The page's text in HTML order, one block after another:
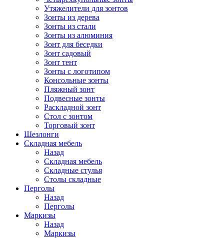
Утяжелители для зонтов
Зонты из дерева
Зонты из стали
Зонты из алюминия
Зонт для беседки
Зонт садовый
Зонт тент
Зонты с логотипом
Консольные зонты
Пляжный зонт
Подвесные зонты
Раскладной зонт
Стол с зонтом
Торговый зонт
Шезлонги
Складная мебель
Назад
Складная мебель
Складные стулья
Столы складные
Перголы
Назад
Перголы
Маркизы
Назад
Маркизы